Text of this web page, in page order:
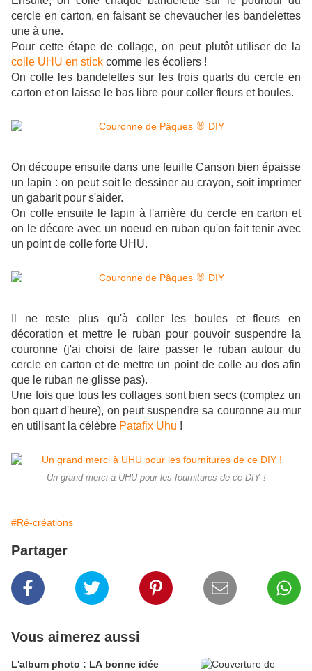
cercle en carton, en faisant se chevaucher les bandelettes
une à une.
Pour cette étape de collage, on peut plutôt utiliser de la
colle UHU en stick comme les écoliers !
On colle les bandelettes sur les trois quarts du cercle en
carton et on laisse le bas libre pour coller fleurs et boules.
On découpe ensuite dans une feuille Canson bien épaisse
un lapin : on peut soit le dessiner au crayon, soit imprimer
un gabarit pour s'aider.
On colle ensuite le lapin à l'arrière du cercle en carton et
on le décore avec un noeud en ruban qu'on fait tenir avec
un point de colle forte UHU.
Il ne reste plus qu'à coller les boules et fleurs en
décoration et mettre le ruban pour pouvoir suspendre la
couronne (j'ai choisi de faire passer le ruban autour du
cercle en carton et de mettre un point de colle au dos afin
que le ruban ne glisse pas).
Une fois que tous les collages sont bien secs (comptez un
bon quart d'heure), on peut suspendre sa couronne au mur
en utilisant la célèbre Patafix Uhu !
Un grand merci à UHU pour les fournitures de ce DIY !
#Ré-créations
Partager
Vous aimerez aussi
L'album photo : LA bonne idée